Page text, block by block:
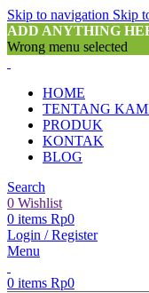
Skip to navigation Skip
ADD ANYTHING
Wrong menu selected
HOME
TENTANG
PRODUK
KONTAK
BLOG
Search
0 Wishlist
0 items Rp0
Login / Register
Menu
0 items Rp0